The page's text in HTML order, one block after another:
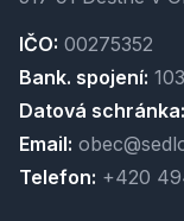
IČO: 00275352
Bank. spojení:
Datová schránka:
Email:
Telefon: +420